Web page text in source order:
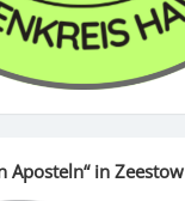
Aposteln“ in Zeestow